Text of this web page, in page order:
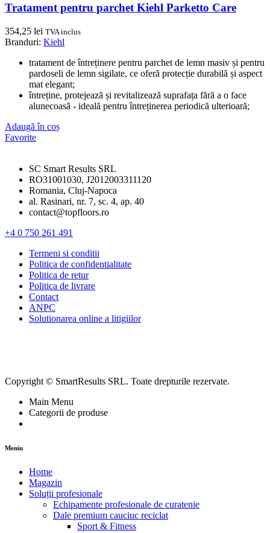
Tratament pentru parchet Kiehl Parketto Care
354,25 lei TVA inclus
Branduri: Kiehl
tratament de întreținere pentru parchet de lemn masiv și pentru
pardoseli de lemn sigilate, ce oferă protecție durabilă și aspect
mat elegant;
întreține, protejează și revitalizează suprafața fără a o face
alunecoasă - ideală pentru întreținerea periodică ulterioară;
Adaugă în coș
Favorite
SC Smart Results SRL
RO31001030, J2012003311120
Romania, Cluj-Napoca
al. Rasinari, nr. 7, sc. 4, ap. 40
contact@topfloors.ro
+4 0 750 261 491
Termeni si conditii
Politica de confidentialitate
Politica de retur
Politica de livrare
Contact
ANPC
Solutionarea online a litigiilor
Copyright © SmartResults SRL. Toate drepturile rezervate.
Main Menu
Categorii de produse
Meniu
Home
Magazin
Soluții profesionale
Echipamente profesionale de curatenie
Dale premium cauciuc reciclat
Sport & Fitness